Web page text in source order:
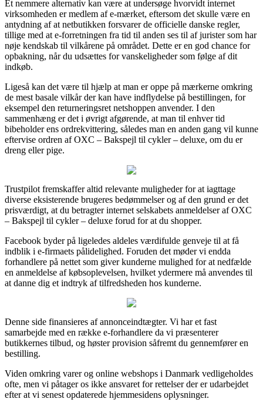
Et nemmere alternativ kan være at undersøge hvorvidt internet
virksomheden er medlem af e-mærket, eftersom det skulle være en
antydning af at netbutikken forsvarer de officielle danske regler,
tillige med at e-forretningen fra tid til anden ses til af jurister som har
nøje kendskab til vilkårene på området. Dette er en god chance for
opbakning, når du udsættes for vanskeligheder som følge af dit
indkøb.
Ligeså kan det være til hjælp at man er oppe på mærkerne omkring
de mest basale vilkår der kan have indflydelse på bestillingen, for
eksempel den returneringsret netshoppen anvender. I den
sammenhæng er det i øvrigt afgørende, at man til enhver tid
bibeholder ens ordrekvittering, således man en anden gang vil kunne
eftervise ordren af OXC – Bakspejl til cykler – deluxe, om du er
dreng eller pige.
Trustpilot fremskaffer altid relevante muligheder for at iagttage
diverse eksisterende brugeres bedømmelser og af den grund er det
prisværdigt, at du betragter internet selskabets anmeldelser af OXC
– Bakspejl til cykler – deluxe forud for at du shopper.
Facebook byder på ligeledes aldeles værdifulde genveje til at få
indblik i e-firmaets pålidelighed. Foruden det møder vi endda
forhandlere på nettet som giver kunderne mulighed for at nedfælde
en anmeldelse af købsoplevelsen, hvilket ydermere må anvendes til
at danne dig et indtryk af tilfredsheden hos kunderne.
Denne side finansieres af annonceindtægter. Vi har et fast
samarbejde med en række e-forhandlere da vi præsenterer
butikkernes tilbud, og høster provision såfremt du gennemfører en
bestilling.
Viden omkring varer og online webshops i Danmark vedligeholdes
ofte, men vi påtager os ikke ansvaret for rettelser der er udarbejdet
efter at vi senest opdaterede hjemmesidens oplysninger.